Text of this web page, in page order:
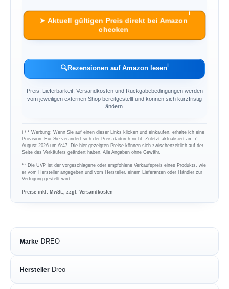
➤ Aktuell gültigen Preis direkt bei Amazon
checken
ℹ︎
🔍Rezensionen auf Amazon lesenℹ︎
Preis, Lieferbarkeit, Versandkosten und Rückgabebedingungen werden
vom jeweiligen externen Shop bereitgestellt und können sich kurzfristig
ändern.
ℹ︎ / * Werbung: Wenn Sie auf einen dieser Links klicken und einkaufen, erhalte ich eine
Provision. Für Sie verändert sich der Preis dadurch nicht. Zuletzt aktualisiert am 7.
August 2026 um 6:47. Die hier gezeigten Preise können sich zwischenzeitlich auf der
Seite des Verkäufers geändert haben. Alle Angaben ohne Gewähr.
** Die UVP ist der vorgeschlagene oder empfohlene Verkaufspreis eines Produkts, wie
er vom Hersteller angegeben und vom Hersteller, einem Lieferanten oder Händler zur
Verfügung gestellt wird.
Preise inkl. MwSt., zzgl. Versandkosten
Marke DREO
Hersteller Dreo